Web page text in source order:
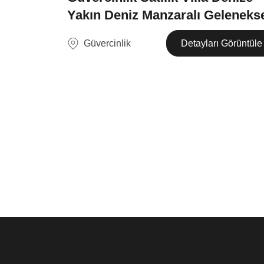
Yakın Deniz Manzaralı
Güvercinlik Detayları Görüntüle